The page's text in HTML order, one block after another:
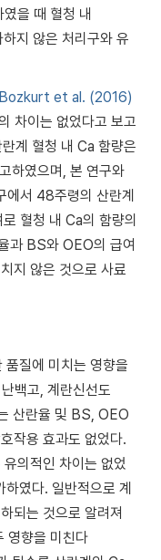
을 때 혈청 내
지 않은 처리구와 유
Bozkurt et al. (2016)
차이는 없었다고 보고
계 혈청 내 Ca 함량은
하였으며, 본 연구와
에서 48주령의 산란계
혈청 내 Ca의 함량의
과 BS와 OEO의 급여
지 않은 것으로 사료
질에 미치는 영향을
백고, 계란신선도
산란율 및 BS, OEO
작용 효과도 없었다.
의적인 차이는 없었
였다. 일반적으로 계
되는 것으로 알려져
영향을 미친다